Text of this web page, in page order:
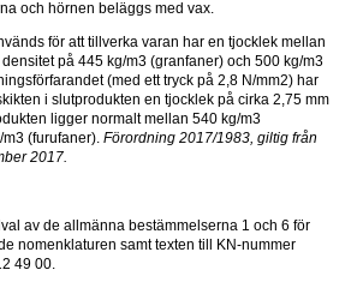
och hörnen beläggs med vax.
för att tillverka varan har en tjocklek mellan
på 445 kg/m3 (granfaner) och 500 kg/m3
(med ett tryck på 2,8 N/mm2) har
i slutprodukten en tjocklek på cirka 2,75 mm
ligger normalt mellan 540 kg/m3
m3 (furufaner). Förordning 2017/1983, giltig från
2017.
av de allmänna bestämmelserna 1 och 6 för
nomenklaturen samt texten till KN-nummer
49 00.